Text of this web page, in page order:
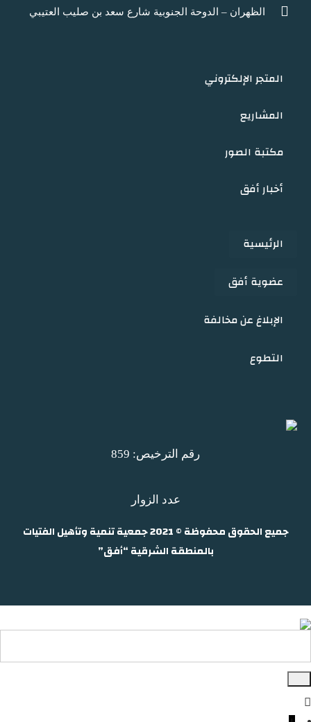
الظهران – الدوحة الجنوبية شارع سعد بن صليب العتيبي
المتجر الإلكتروني
المشاريع
مكتبة الصور
أخبار أفق
الرئيسية
عضوية أفق
الإبلاغ عن مخالفة
التطوع
رقم الترخيص: 859
عدد الزوار
جميع الحقوق محفوظة © 2021 جمعية تنمية وتأهيل الفتيات
بالمنطقة الشرقية “أفق”